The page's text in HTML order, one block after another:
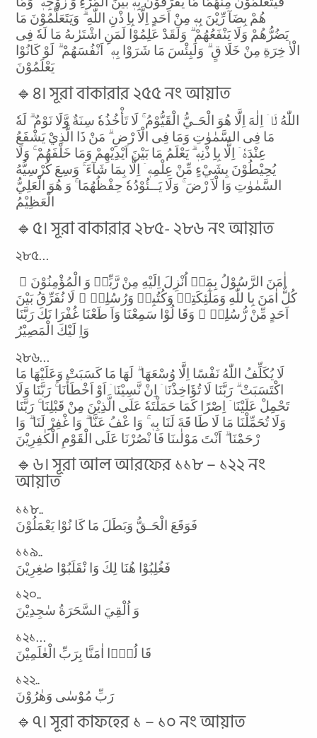
هُمْ بِضَآ رِّيْنَ بِهٖ مِنْ اَحَدٍ اِلَّا بِاِ ذْنِ اللّٰهِ ۗ وَيَتَعَلَّمُوْنَ مَا
يَضُرُّهُمْ وَلَا يَنْفَعُهُمْ ۗ وَلَقَدْ عَلِمُوْا لَمَنِ اشْتَرٰٮهُ مَا لَهٗ فِى
الْاٰ خِرَةِ مِنْ خَلَا قٍ ۗ وَلَبِئْسَ مَا شَرَوْا بِهٖۤ اَنْفُسَهُمْ ۗ لَوْ کَانُوْا
يَعْلَمُوْنَ
🔹৪। সূরা বাকারার ২৫৫ নং আয়াত
اللّٰهُ لَاۤ اِلٰهَ اِلَّا هُوَ الْحَـيُّ الْقَيُّوْمُ ۚ لَا تَأْخُذُهٗ سِنَةٌ وَّلَا نَوْمٌ ۗ لَهٗ
مَا فِى السَّمٰوٰتِ وَمَا فِى الْاَ رْضِ ۗ مَنْ ذَا الَّذِيْ يَشْفَعُ
عِنْدَهٗۤ اِلَّا بِاِ ذْنِهٖ ۗ يَعْلَمُ مَا بَيْنَ اَيْدِيْهِمْ وَمَا خَلْفَهُمْ ۚ وَلَا
يُحِيْطُوْنَ بِشَيْءٍ مِّنْ عِلْمِهٖۤ اِلَّا بِمَا شَآءَ ۚ وَسِعَ كُرْسِيُّهُ
السَّمٰوٰتِ وَا لْاَ رْضَ ۚ وَلَا يَــئُوْدُهٗ حِفْظُهُمَا ۚ وَ هُوَ الْعَلِيُّ
الْعَظِيْمُ
🔹৫। সূরা বাকারার ২৮৫- ২৮৬ নং আয়াত
২৮৫…
اٰمَنَ الرَّسُوْلُ بِمَاۤ اُنْزِلَ اِلَيْهِ مِنْ رَّبِّهٖ وَ الْمُؤْمِنُوْنَ ۗ
كُلٌّ اٰمَنَ بِا للّٰهِ وَمَلٰٓئِكَتِهٖ وَكُتُبِهٖ وَرُسُلِهٖ ۗ لَا نُفَرِّقُ بَيْنَ
اَحَدٍ مِّنْ رُّسُلِهٖ ۗ وَقَا لُوْا سَمِعْنَا وَاَ طَعْنَا غُفْرَا نَكَ رَبَّنَا
وَاِ لَيْكَ الْمَصِيْرُ
২৮৬…
لَا يُكَلِّفُ اللّٰهُ نَفْسًا اِلَّا وُسْعَهَا ۗ لَهَا مَا كَسَبَتْ وَعَلَيْهَا مَا
اكْتَسَبَتْ ۗ رَبَّنَا لَا تُؤَاخِذْنَاۤ اِنْ نَّسِيْنَاۤ اَوْ اَخْطَأْنَا ۚ رَبَّنَا وَلَا
تَحْمِلْ عَلَيْنَاۤ اِصْرًا كَمَا حَمَلْتَهٗ عَلَى الَّذِيْنَ مِنْ قَبْلِنَا ۚ رَبَّنَا
وَلَا تُحَمِّلْنَا مَا لَا طَا قَةَ لَنَا بِهٖ ۚ وَا عْفُ عَنَّا ۗ وَا غْفِرْ لَنَا ۗ وَا
رْحَمْنَا ۗ اَنْتَ مَوْلٰٮنَا فَا نْصُرْنَا عَلَى الْقَوْمِ الْكٰفِرِيْنَ
🔹৬। সূরা আল আরফের ১১৮ – ১২২ নং
আয়াত
১১৮..
فَوَقَعَ الْحَـقُّ وَبَطَلَ مَا كَا نُوْا يَعْمَلُوْنَ
১১৯..
فَغُلِبُوْا هُنَا لِكَ وَا نْقَلَبُوْا صٰغِرِيْنَ
১২০..
وَ اُلْقِيَ السَّحَرَةُ سٰجِدِيْنَ
১২১…
قَا لُوْۤا اٰمَنَّا بِرَبِّ الْعٰلَمِيْنَ
১২২..
رَبِّ مُوْسٰى وَهٰرُوْنَ
🔹৭। সূরা কাফহের ১ – ১০ নং আয়াত